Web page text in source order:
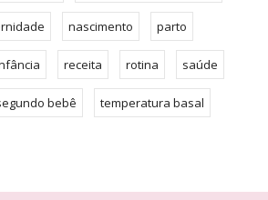
nascimento parto
receita rotina saúde
bebê temperatura basal